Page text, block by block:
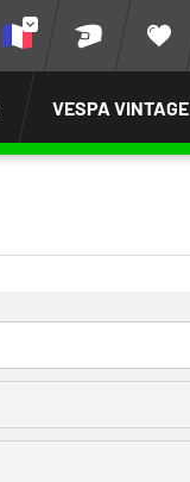
VESPA VINTAGE